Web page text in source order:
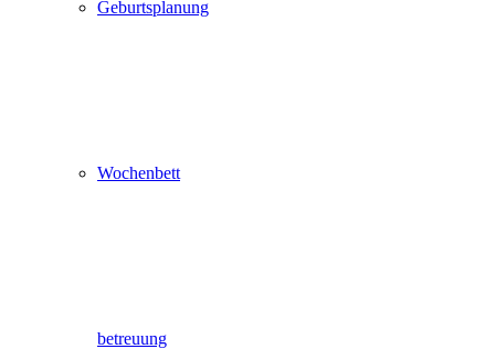
Geburtsplanung
Wochenbett
betreuung